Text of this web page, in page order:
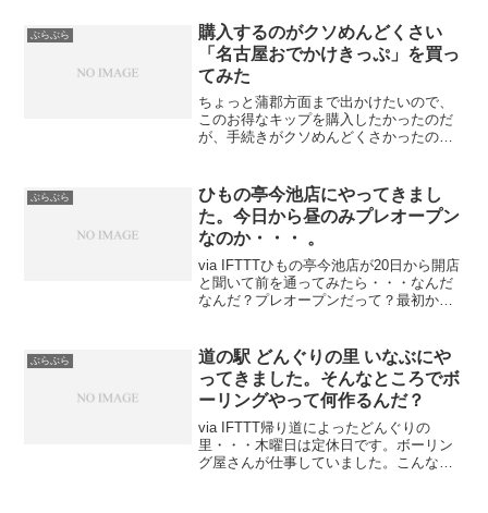
ぶらぶら
購入するのがクソめんどくさい
「名古屋おでかけきっぷ」を買っ
てみた
ちょっと蒲郡方面まで出かけたいので、
このお得なキップを購入したかったのだ
が、手続きがクソめんどくさかったので
ら、JR東海のフリーきっぷといえば、
「青空フリーパス」なんで...
ぶらぶら
ひもの亭今池店にやってきまし
た。今日から昼のみプレオープン
なのか・・・ 。
via IFTTTひもの亭今池店が20日から開店
と聞いて前を通ってみたら・・・なんだ
なんだ？プレオープンだって？最初から
もの亭」にやってきました。鰺のひらき
朝定食をいた...
ぶらぶら
道の駅 どんぐりの里 いなぶにや
ってきました。そんなところでボ
ーリングやって何作るんだ？
via IFTTT帰り道によったどんぐりの
里・・・木曜日は定休日です。ボーリン
グ屋さんが仕事していました。こんなど